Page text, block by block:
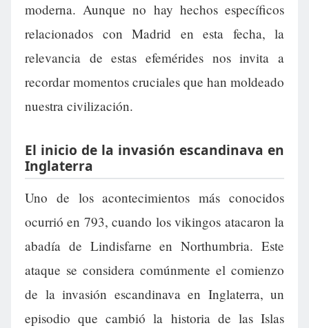
moderna. Aunque no hay hechos específicos
relacionados con Madrid en esta fecha, la
relevancia de estas efemérides nos invita a
recordar momentos cruciales que han moldeado
nuestra civilización.
El inicio de la invasión escandinava en
Inglaterra
Uno de los acontecimientos más conocidos
ocurrió en 793, cuando los vikingos atacaron la
abadía de Lindisfarne en Northumbria. Este
ataque se considera comúnmente el comienzo
de la invasión escandinava en Inglaterra, un
episodio que cambió la historia de las Islas